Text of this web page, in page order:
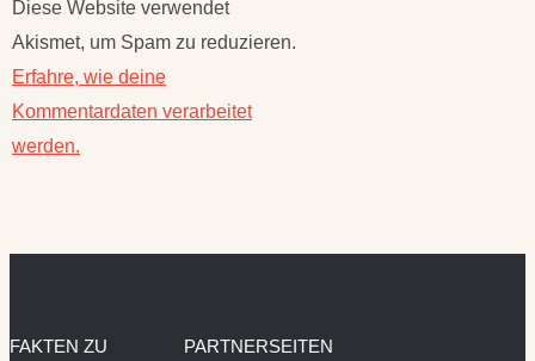
Diese Website verwendet
Akismet, um Spam zu reduzieren.
Erfahre, wie deine
Kommentardaten verarbeitet
werden.
FAKTEN ZU
PARTNERSEITEN